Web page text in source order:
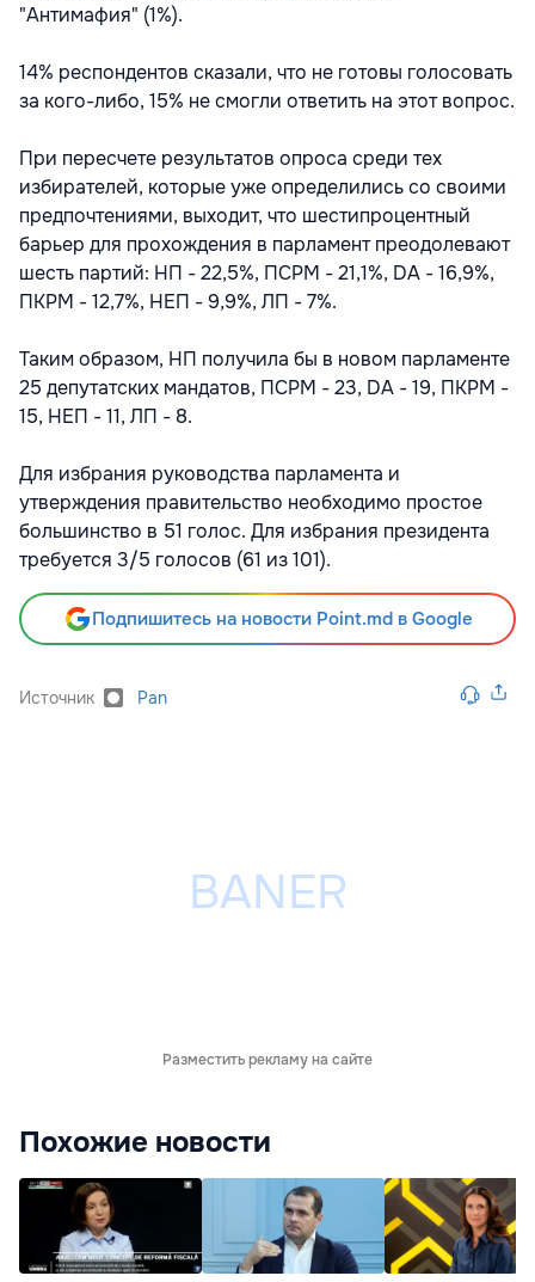
"Антимафия" (1%).
14% респондентов сказали, что не готовы голосовать
за кого-либо, 15% не смогли ответить на этот вопрос.
При пересчете результатов опроса среди тех
избирателей, которые уже определились со своими
предпочтениями, выходит, что шестипроцентный
барьер для прохождения в парламент преодолевают
шесть партий: НП - 22,5%, ПСРМ - 21,1%, DA - 16,9%,
ПКРМ - 12,7%, НЕП - 9,9%, ЛП - 7%.
Таким образом, НП получила бы в новом парламенте
25 депутатских мандатов, ПСРМ - 23, DA - 19, ПКРМ -
15, НЕП - 11, ЛП - 8.
Для избрания руководства парламента и
утверждения правительство необходимо простое
большинство в 51 голос. Для избрания президента
требуется 3/5 голосов (61 из 101).
Подпишитесь на новости Point.md в Google
Источник Pan
Разместить рекламу на сайте
Похожие новости